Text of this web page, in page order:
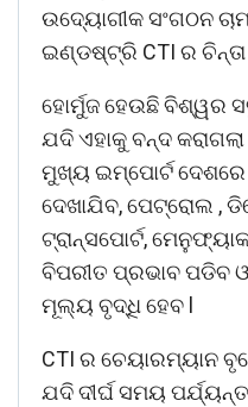
ଉଦ୍ୟୋଗୀକ ସଂଗଠନ
ଇଣ୍ଡଷ୍ଟ୍ରି CTI ର ଚିନ୍ତା
ହୋର୍ମୁଜ ହେଉଛି ବିଶ୍ୱର
ଯଦି ଏହାକୁ ବନ୍ଦ
ମୁଖ୍ୟ ଇମ୍ପୋର୍ଟ ଦେଶରେ
ଦେଖାଯିବ, ପେଟ୍ରୋଲ ,
ଟ୍ରାନ୍ସପୋର୍ଟ,
ବିପରୀତ ପ୍ରଭାବ ପଡିବ
ମୂଲ୍ୟ ବୃଦ୍ଧି ହେବ l
CTI ର ଚେୟାରମ୍ୟାନ
ଯଦି ଦୀର୍ଘ ସମୟ